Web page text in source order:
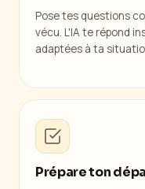
Pose tes questions
vécu. L'IA te répond
adaptées à ta
Prépare ton